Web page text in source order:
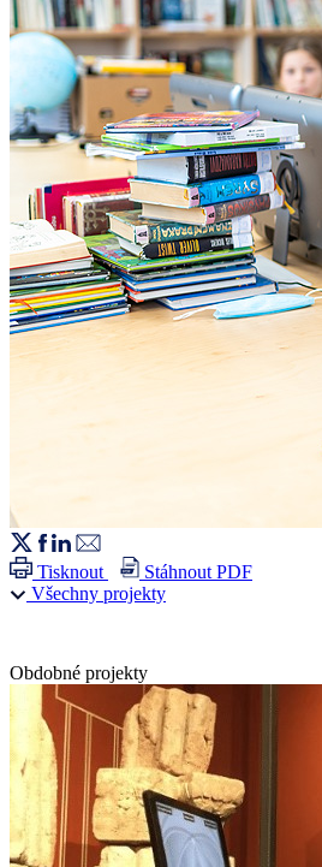
Tisknout
Stáhnout PDF
Všechny projekty
Obdobné projekty